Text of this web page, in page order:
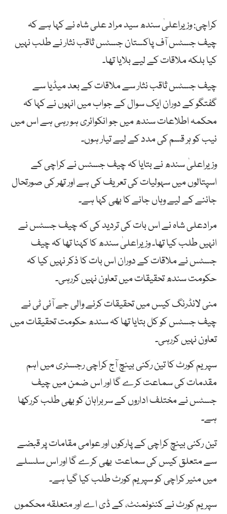
کراچی: وزیراعلیٰ سندھ سید مراد علی شاہ نے کہا ہے کہ
چیف جسٹس آف پاکستان جسٹس ثاقب نثار نے طلب نہیں
کیا بلکہ ملاقات کے لیے بلایا تھا۔
چیف جسٹس ثاقب نثار سے ملاقات کے بعد میڈیا سے
گفتگو کے دوران ایک سوال کے جواب میں انہوں نے کہا کہ
محکمہ اطلاعات سندھ میں جو انکوائری ہو رہی ہے اس میں
نیب کو ہر قسم کی مدد کے لیے تیار ہوں۔
وزیراعلیٰ سندھ نے بتایا کہ چیف جسٹس نے کراچی کے
اسپتالوں میں سہولیات کی تعریف کی ہے اور تھر کی صورتحال
جاننے کے لیے وہاں جانے کا بھی کہا ہے۔
مرادعلی شاہ نے اس بات کی تردید کی کہ چیف جسٹس نے
انہیں طلب کیا تھا۔ وزیراعلیٰ سندھ کا کہنا تھا کہ چیف
جسٹس نے ملاقات کے دوران اس بات کا ذکر نہیں کیا کہ
حکومت سندھ تحقیقات میں تعاون نہیں کررہی۔
منی لانڈرنگ کیس میں تحقیقات کرنے والی جے آئی ٹی نے
چیف جسٹس کو کل بتایا تھا کہ سندھ حکومت تحقیقات میں
تعاون نہیں کررہی۔
سپریم کورٹ کا تین رکنی بینچ آج کراچی رجسٹری میں اہم
مقدمات کی سماعت کرے گا اور اس ضمن میں چیف
جسٹس نے مختلف اداروں کے سربراہان کو بھی طلب کررکھا
ہے۔
تین رکنی بینچ کراچی کے پارکوں اور عوامی مقامات پر قبضے
سے متعلق کیس کی سماعت بھی کرے گا اور اس سلسلے
میں مئیر کراچی کو سپریم کورٹ طلب کیا گیا ہے۔
سپریم کورٹ نے کنٹونمنٹ، کے ڈی اے اور متعلقہ محکموں